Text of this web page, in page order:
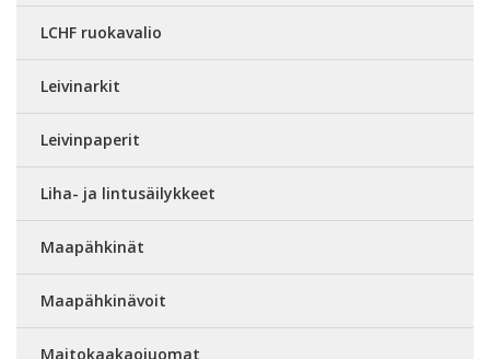
LCHF ruokavalio
Leivinarkit
Leivinpaperit
Liha- ja lintusäilykkeet
Maapähkinät
Maapähkinävoit
Maitokaakaojuomat